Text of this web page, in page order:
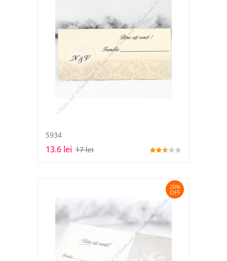
5934
13.6 lei 17 lei
20%
OFF